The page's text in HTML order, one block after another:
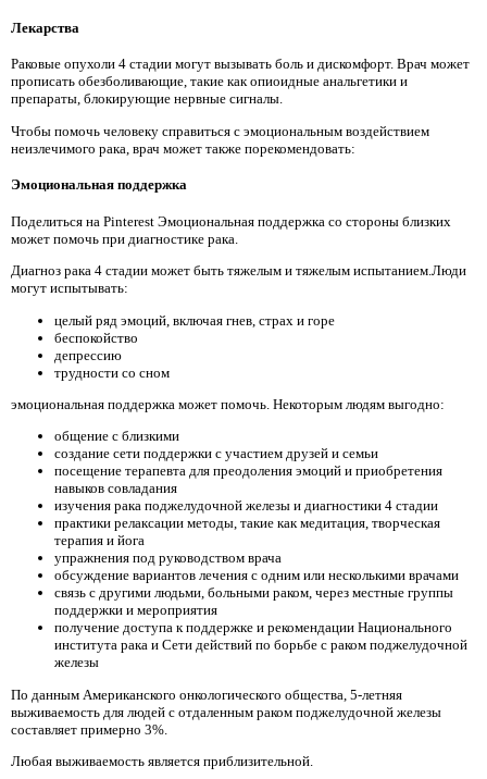
Лекарства
Раковые опухоли 4 стадии могут вызывать боль и дискомфорт. Врач может
прописать обезболивающие, такие как опиоидные анальгетики и
препараты, блокирующие нервные сигналы.
Чтобы помочь человеку справиться с эмоциональным воздействием
неизлечимого рака, врач может также порекомендовать:
Эмоциональная поддержка
Поделиться на Pinterest Эмоциональная поддержка со стороны близких
может помочь при диагностике рака.
Диагноз рака 4 стадии может быть тяжелым и тяжелым испытанием.Люди
могут испытывать:
целый ряд эмоций, включая гнев, страх и горе
беспокойство
депрессию
трудности со сном
эмоциональная поддержка может помочь. Некоторым людям выгодно:
общение с близкими
создание сети поддержки с участием друзей и семьи
посещение терапевта для преодоления эмоций и приобретения
навыков совладания
изучения рака поджелудочной железы и диагностики 4 стадии
практики релаксации методы, такие как медитация, творческая
терапия и йога
упражнения под руководством врача
обсуждение вариантов лечения с одним или несколькими врачами
связь с другими людьми, больными раком, через местные группы
поддержки и мероприятия
получение доступа к поддержке и рекомендации Национального
института рака и Сети действий по борьбе с раком поджелудочной
железы
По данным Американского онкологического общества, 5-летняя
выживаемость для людей с отдаленным раком поджелудочной железы
составляет примерно 3%.
Любая выживаемость является приблизительной.